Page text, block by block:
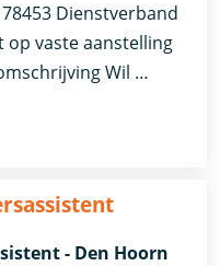
Dienstverband
op vaste aanstelling​​
Wil …
- Den Hoorn